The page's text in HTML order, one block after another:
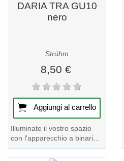
DARIA TRA GU10
nero
Strühm
8,50 €
Aggiungi al carrello
Illuminate il vostro spazio
con l'apparecchio a binario
nero DARIA TRA GU10.
Questo pezzo forte della